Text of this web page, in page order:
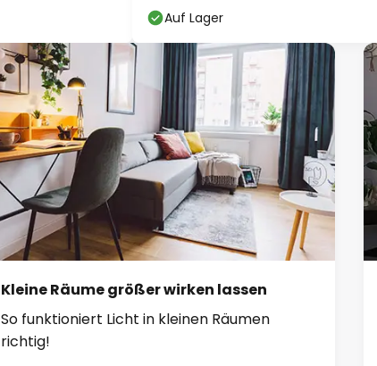
Auf Lager
Kleine Räume größer wirken lassen
So funktioniert Licht in kleinen Räumen
richtig!